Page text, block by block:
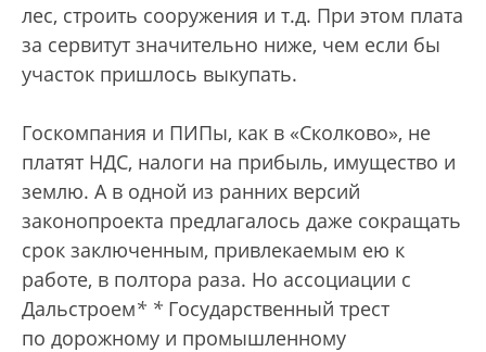
лес, строить сооружения и т.д. При этом плата
за сервитут значительно ниже, чем если бы
участок пришлось выкупать.
Госкомпания и ПИПы, как в «Сколково», не
платят НДС, налоги на прибыль, имущество и
землю. А в одной из ранних версий
законопроекта предлагалось даже сокращать
срок заключенным, привлекаемым ею к
работе, в полтора раза. Но ассоциации с
Дальстроем* * Государственный трест
по дорожному и промышленному